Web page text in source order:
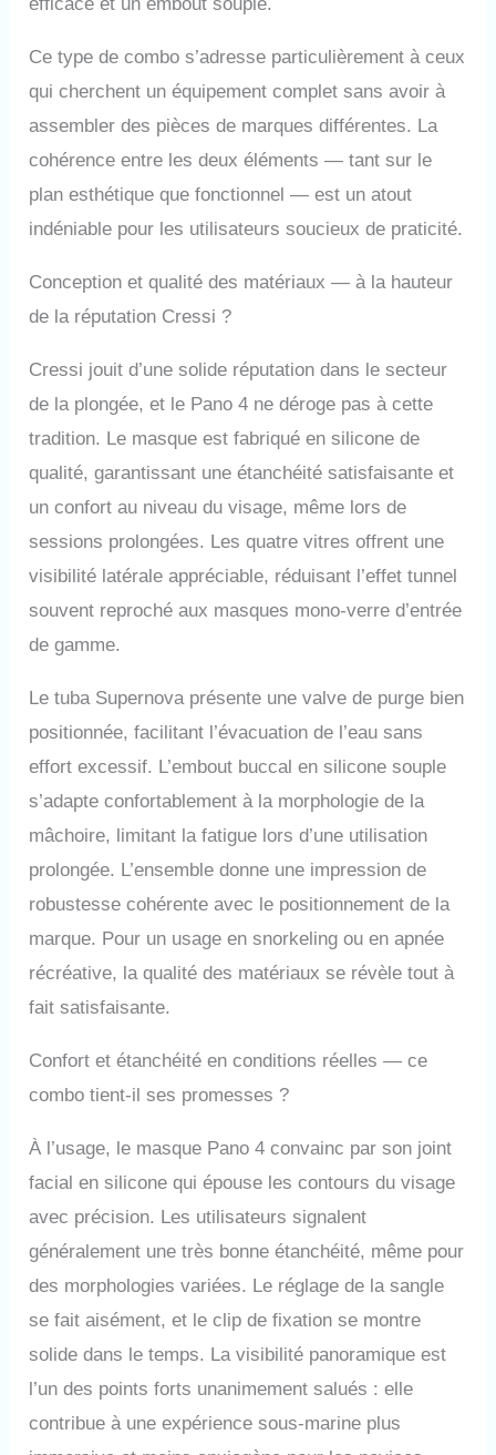
élimine l'entrée d'eau
Un embout buccal en
considérablement la
fatigue de la mâchoire.
Valve de purge inférieure
pour souffler l'eau
restante.
Ce type de combo s’adresse particulièrement à ceux
qui cherchent un équipement complet sans avoir à
assembler des pièces de marques différentes. La
cohérence entre les deux éléments — tant sur le
plan esthétique que fonctionnel — est un atout
indéniable pour les utilisateurs soucieux de praticité.
Conception et qualité des matériaux — à la hauteur
de la réputation Cressi ?
Cressi jouit d’une solide réputation dans le secteur
de la plongée, et le Pano 4 ne déroge pas à cette
tradition. Le masque est fabriqué en silicone de
qualité, garantissant une étanchéité satisfaisante et
un confort au niveau du visage, même lors de
sessions prolongées. Les quatre vitres offrent une
visibilité latérale appréciable, réduisant l’effet tunnel
souvent reproché aux masques mono-verre d’entrée
de gamme.
Le tuba Supernova présente une valve de purge bien
positionnée, facilitant l’évacuation de l’eau sans
effort excessif. L’embout buccal en silicone souple
s’adapte confortablement à la morphologie de la
mâchoire, limitant la fatigue lors d’une utilisation
prolongée. L’ensemble donne une impression de
robustesse cohérente avec le positionnement de la
marque. Pour un usage en snorkeling ou en apnée
récréative, la qualité des matériaux se révèle tout à
fait satisfaisante.
Confort et étanchéité en conditions réelles — ce
combo tient-il ses promesses ?
À l’usage, le masque Pano 4 convainc par son joint
facial en silicone qui épouse les contours du visage
avec précision. Les utilisateurs signalent
généralement une très bonne étanchéité, même pour
des morphologies variées. Le réglage de la sangle
se fait aisément, et le clip de fixation se montre
solide dans le temps. La visibilité panoramique est
l’un des points forts unanimement salués : elle
contribue à une expérience sous-marine plus